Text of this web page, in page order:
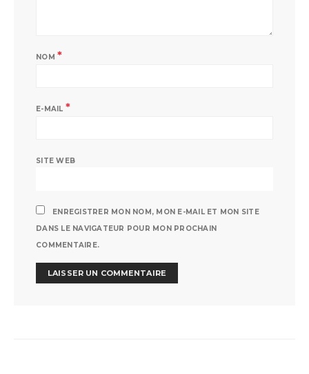
NOM *
E-MAIL *
SITE WEB
ENREGISTRER MON NOM, MON E-MAIL ET MON SITE
DANS LE NAVIGATEUR POUR MON PROCHAIN
COMMENTAIRE.